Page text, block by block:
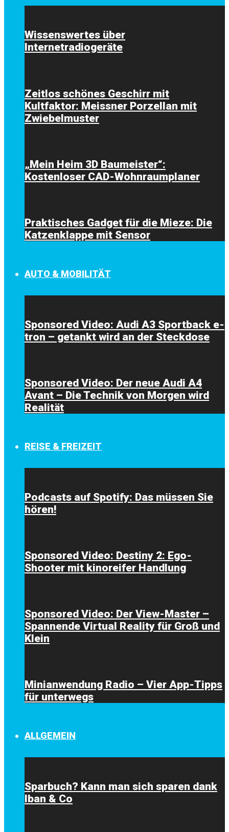
Wissenswertes über
Internetradiogeräte
Zeitlos schönes Geschirr mit
Kultfaktor: Meissner Porzellan mit
Zwiebelmuster
„Mein Heim 3D Baumeister“:
Kostenloser CAD-Wohnraumplaner
Praktisches Gadget für die Mieze: Die
Katzenklappe mit Sensor
AUTO & MOBILITÄT
Sponsored Video: Audi A3 Sportback e-
tron – getankt wird an der Steckdose
Sponsored Video: Der neue Audi A4
Avant – Die Technik von Morgen wird
Realität
REISE & FREIZEIT
Podcasts auf Spotify: Das müssen Sie
hören!
Sponsored Video: Destiny 2: Ego-
Shooter mit kinoreifer Handlung
Sponsored Video: Der View-Master –
Spannende Virtual Reality für Groß und
Klein
Minianwendung Radio – Vier App-Tipps
für unterwegs
ALLGEMEIN
Sparbuch? Kann man sich sparen dank
Iban & Co